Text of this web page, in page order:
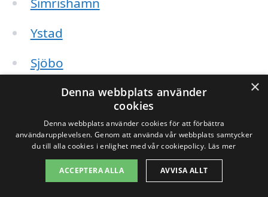
Ystad
Sjöbo
Hammarlund
Skurup
Östra Tommarp
Björna
×
Denna webbplats använder
cookies
Denna webbplats använder cookies för att förbättra
användarupplevelsen. Genom att använda vår webbplats samtycker
du till alla cookies i enlighet med vår cookiepolicy. Läs mer
ACCEPTERA ALLA AVVISA ALLT